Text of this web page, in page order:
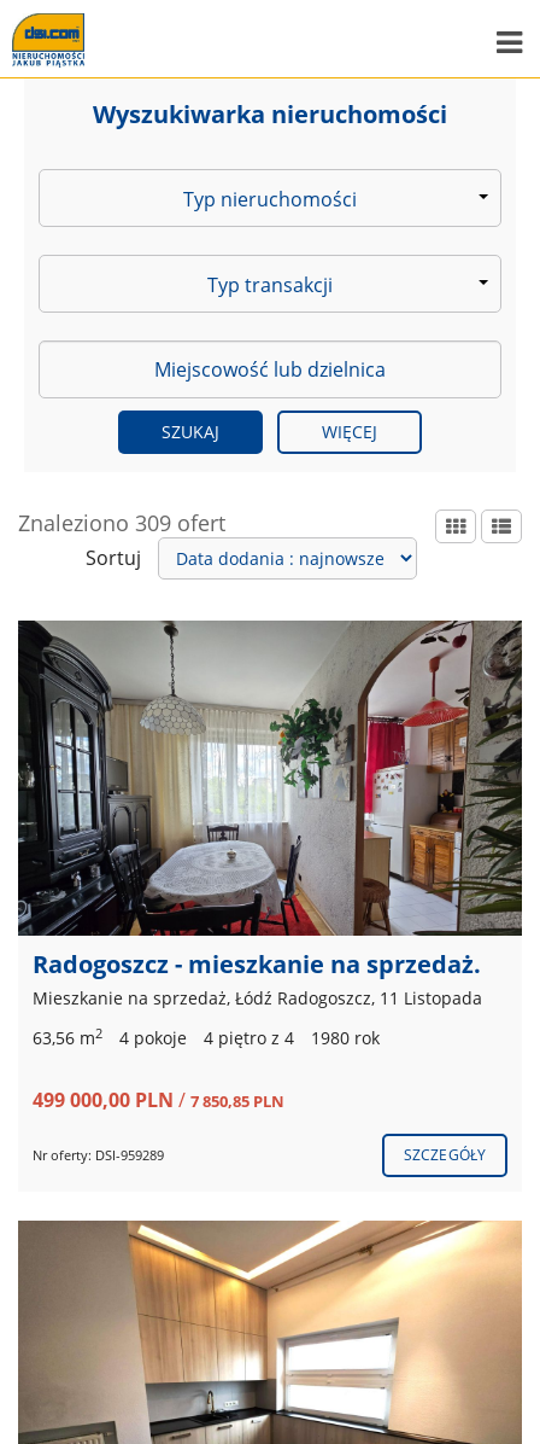
Wyszukiwarka nieruchomości
Typ nieruchomości
Typ transakcji
WIĘCEJ
Znaleziono 309 ofert
Sortuj
Radogoszcz - mieszkanie na sprzedaż.
Mieszkanie na sprzedaż, Łódź Radogoszcz, 11 Listopada
63,56 m2 4 pokoje 4 piętro z 4 1980 rok
499 000,00 PLN / 7 850,85 PLN
Nr oferty: DSI-959289 SZCZEGÓŁY